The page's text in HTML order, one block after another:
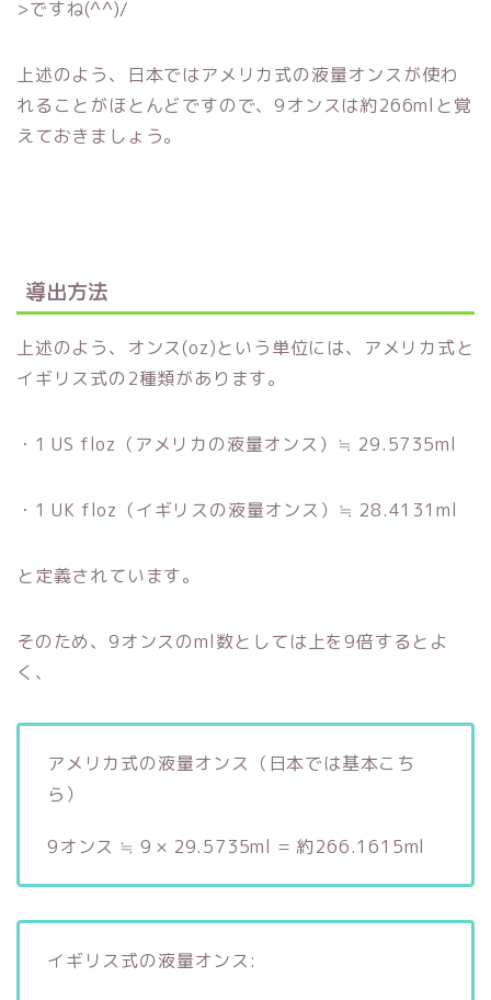
>ですね(^^)/
上述のよう、日本ではアメリカ式の液量オンスが使わ
れることがほとんどですので、9オンスは約266mlと覚
えておきましょう。
導出方法
上述のよう、オンス(oz)という単位には、アメリカ式と
イギリス式の2種類があります。
・1 US floz（アメリカの液量オンス）≒ 29.5735ml
・1 UK floz（イギリスの液量オンス）≒ 28.4131ml
と定義されています。
そのため、9オンスのml数としては上を9倍するとよ
く、
アメリカ式の液量オンス（日本では基本こち
ら）
9オンス ≒ 9 × 29.5735ml = 約266.1615ml
イギリス式の液量オンス: